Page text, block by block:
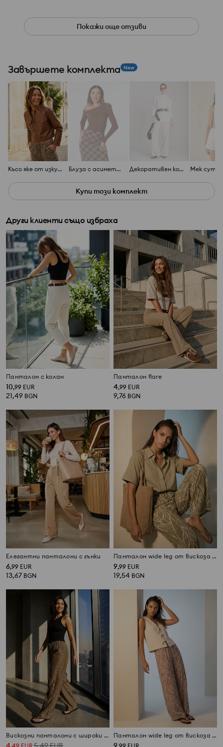
Покажи още отзиви
Завършете комплекта New
Късо яке от изкуствена кожа Блуза с асиметрично деколте Декоративен колан
Купи този комплект
Други клиенти също избраха
Панталон с колан
10,99 EUR
21,49 BGN
Панталон flare
4,99 EUR
9,76 BGN
Елегантни панталони с гънки
6,99 EUR
13,67 BGN
Панталон wide leg от вискоза с растителен мотив
9,99 EUR
19,54 BGN
Вискозни панталони с широки крачоли Панталон wide leg от вискоза с растителен мотив